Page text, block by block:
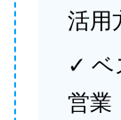
活用
✓ ベ
営業